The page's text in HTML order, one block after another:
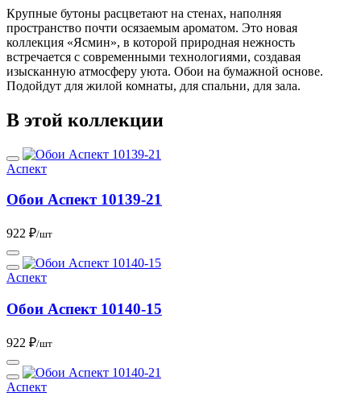
Крупные бутоны расцветают на стенах, наполняя
пространство почти осязаемым ароматом. Это новая
коллекция «Ясмин», в которой природная нежность
встречается с современными технологиями, создавая
изысканную атмосферу уюта. Обои на бумажной основе.
Подойдут для жилой комнаты, для спальни, для зала.
В этой коллекции
Аспект
Обои Аспект 10139-21
922 ₽/шт
Аспект
Обои Аспект 10140-15
922 ₽/шт
Аспект